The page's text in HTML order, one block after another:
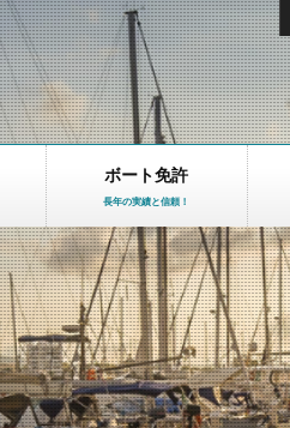
ボート免許
長年の実績と信頼！